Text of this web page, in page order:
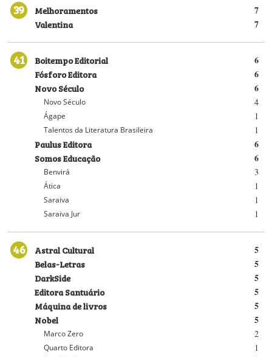
39 7
Melhoramentos
7
Valentina
41 6
Boitempo Editorial
6
Fósforo Editora
6
Novo Século
4
Novo Século
1
Ágape
1
Talentos da Literatura Brasileira
6
Paulus Editora
6
Somos Educação
3
Benvirá
1
Ática
1
Saraiva
1
Saraiva Jur
46 5
Astral Cultural
5
Belas-Letras
5
DarkSide
5
Editora Santuário
5
Máquina de livros
5
Nobel
2
Marco Zero
1
Quarto Editora